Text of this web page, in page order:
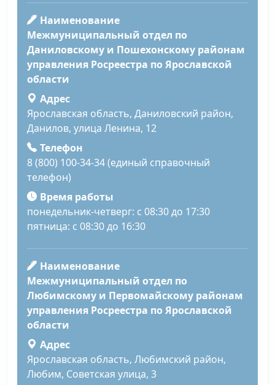
Наименование
Межмуниципальный отдел по
Даниловскому и Пошехонскому районам
управления Росреестра по Ярославской
области
Адрес
Ярославская область, Даниловский район,
Данилов, улица Ленина, 12
Телефон
8 (800) 100-34-34 (единый справочный
телефон)
Время работы
понедельник-четверг: с 08:30 до 17:30
пятница: с 08:30 до 16:30
Наименование
Межмуниципальный отдел по
Любимскому и Первомайскому районам
управления Росреестра по Ярославской
области
Адрес
Ярославская область, Любимский район,
Любим, Советская улица, 3